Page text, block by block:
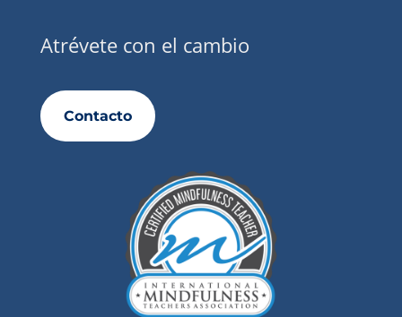
Atrévete con el cambio
Contacto